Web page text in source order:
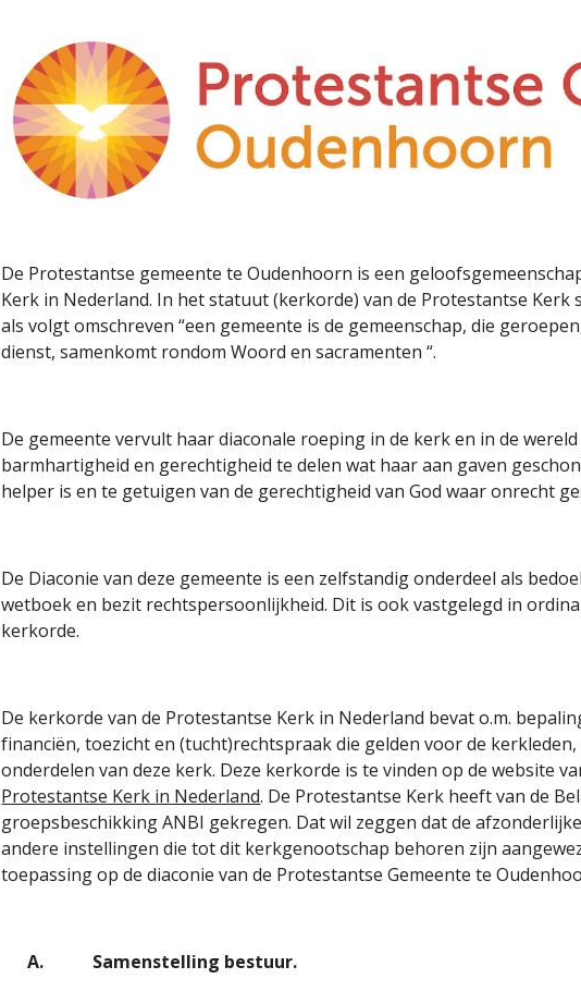
De Protestantse gemeente te Oudenhoorn is een
Kerk in Nederland. In het statuut (kerkorde) van de Protestantse Kerk
als volgt omschreven “een gemeente is de gemeenschap, die
dienst, samenkomt rondom Woord en sacramenten “.
De gemeente vervult haar diaconale roeping in de kerk en in de
barmhartigheid en gerechtigheid te delen wat haar aan gaven
helper is en te getuigen van de gerechtigheid van God waar onrecht
De Diaconie van deze gemeente is een zelfstandig onderdeel als
wetboek en bezit rechtspersoonlijkheid. Dit is ook vastgelegd in
kerkorde.
De kerkorde van de Protestantse Kerk in Nederland bevat o.m.
financiën, toezicht en (tucht)rechtspraak die gelden voor de
onderdelen van deze kerk. Deze kerkorde is te vinden op de website
Protestantse Kerk in Nederland. De Protestantse Kerk heeft van de
groepsbeschikking ANBI gekregen. Dat wil zeggen dat de
andere instellingen die tot dit kerkgenootschap behoren zijn
toepassing op de diaconie van de Protestantse Gemeente te
A.
Samenstelling bestuur.